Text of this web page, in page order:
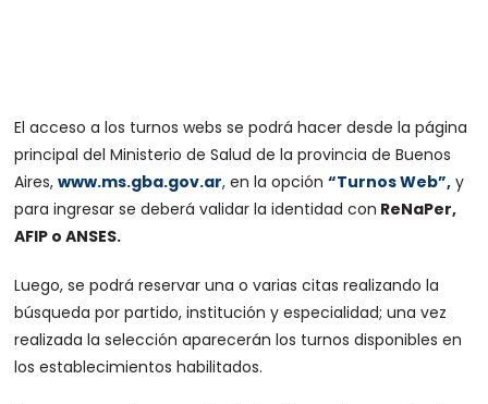
El acceso a los turnos webs se podrá hacer desde la página
principal del Ministerio de Salud de la provincia de Buenos
Aires,www.ms.gba.gov.ar, en la opción“Turnos Web”, y
para ingresar se deberá validar la identidad con ReNaPer,
AFIP o ANSES.
Luego, se podrá reservar una o varias citas realizando la
búsqueda por partido, institución y especialidad; una vez
realizada la selección aparecerán los turnos disponibles en
los establecimientos habilitados.